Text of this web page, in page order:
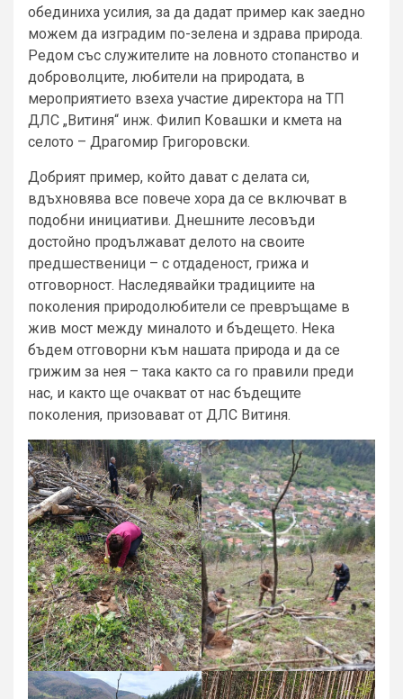
обединиха усилия, за да дадат пример как заедно
можем да изградим по-зелена и здрава природа.
Редом със служителите на ловното стопанство и
доброволците, любители на природата, в
мероприятието взеха участие директора на ТП
ДЛС „Витиня“ инж. Филип Ковашки и кмета на
селото – Драгомир Григоровски.
Добрият пример, който дават с делата си,
вдъхновява все повече хора да се включват в
подобни инициативи. Днешните лесовъди
достойно продължават делото на своите
предшественици – с отдаденост, грижа и
отговорност. Наследявайки традициите на
поколения природолюбители се превръщаме в
жив мост между миналото и бъдещето. Нека
бъдем отговорни към нашата природа и да се
грижим за нея – така както са го правили преди
нас, и както ще очакват от нас бъдещите
поколения, призовават от ДЛС Витиня.